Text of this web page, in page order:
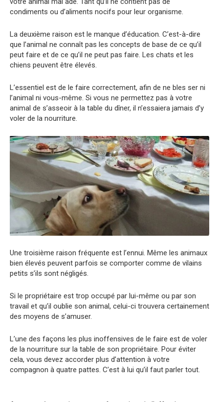
condiments ou d’aliments nocifs pour leur organisme.
La deuxième raison est le manque d’éducation. C’est-à-dire
que l’animal ne connaît pas les concepts de base de ce qu’il
peut faire et de ce qu’il ne peut pas faire. Les chats et les
chiens peuvent être élevés.
L’essentiel est de le faire correctement, afin de ne bles ser ni
l’animal ni vous-même. Si vous ne permettez pas à votre
animal de s’asseoir à la table du dîner, il n’essaiera jamais d’y
voler de la nourriture.
Une troisième raison fréquente est l’ennui. Même les animaux
bien élevés peuvent parfois se comporter comme de vilains
petits s’ils sont négligés.
Si le propriétaire est trop occupé par lui-même ou par son
travail et qu’il oublie son animal, celui-ci trouvera certainement
des moyens de s’amuser.
L’une des façons les plus inoffensives de le faire est de voler
de la nourriture sur la table de son propriétaire. Pour éviter
cela, vous devez accorder plus d’attention à votre
compagnon à quatre pattes. C’est à lui qu’il faut parler tout.